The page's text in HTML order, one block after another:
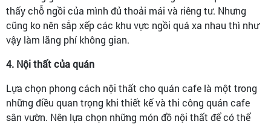
thấy chỗ ngồi của mình đủ thoải mái và riêng tư. Nhưng
cũng ko nên sắp xếp các khu vực ngồi quá xa nhau thì như
vậy làm lãng phí không gian.
4. Nội thất của quán
Lựa chọn phong cách nội thất cho quán cafe là một trong
những điều quan trọng khi thiết kế và thi công quán cafe
sân vườn. Nên lựa chọn những món đồ nội thất để có thể